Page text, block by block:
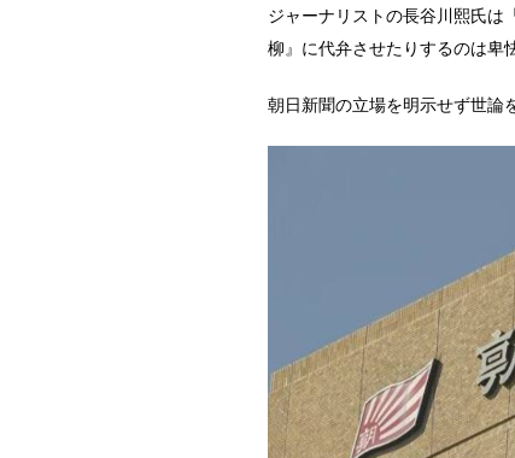
ジャーナリストの長谷川熙氏は
柳』に代弁させたりするのは卑
朝日新聞の立場を明示せず世論